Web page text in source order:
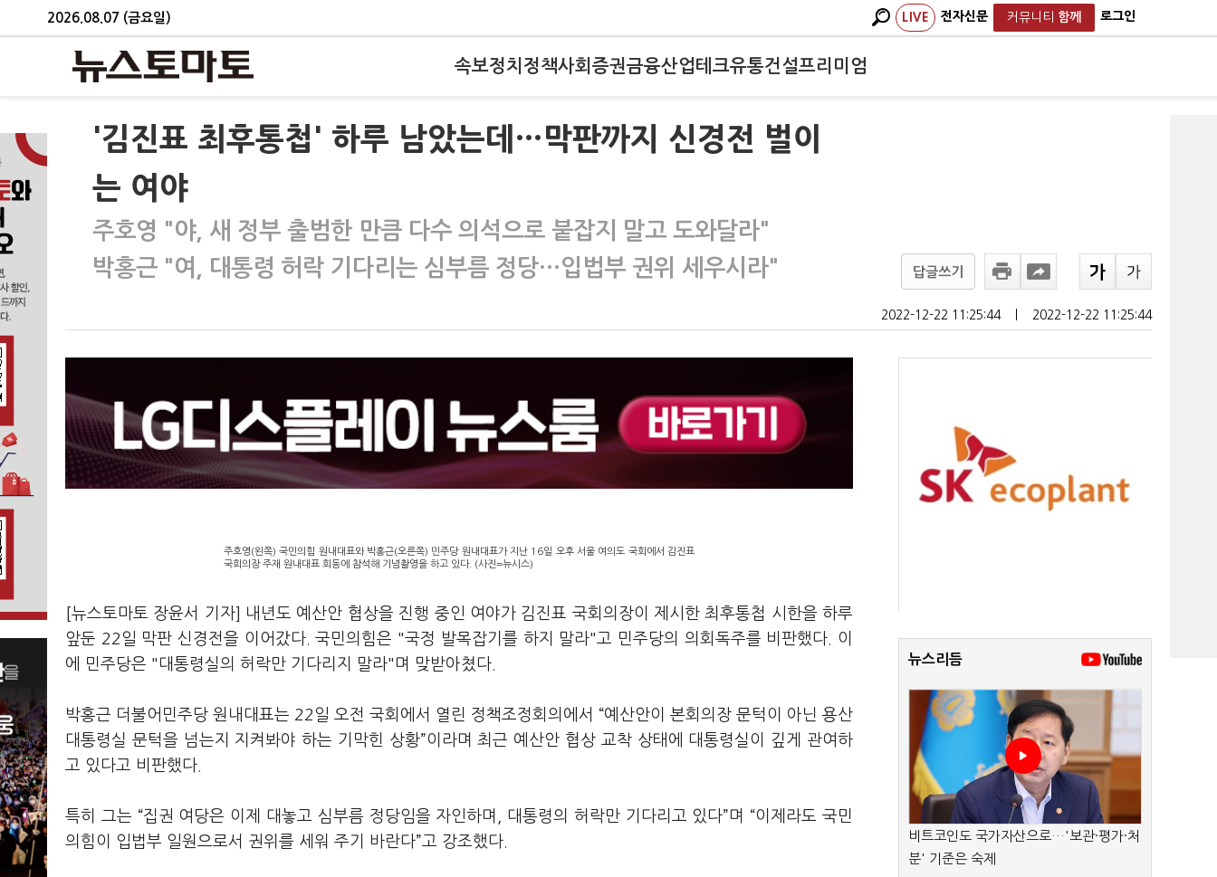
2026.08.07 (금요일) LIVE 전자신문 커뮤니티 함께 로그인
속보정치 정책사회 증권금융산업테크유통건설프리미엄
'김진표 최후통첩' 하루 남았는데…막판까지 신경전 벌이
는 여야
주호영 "야, 새 정부 출범한 만큼 다수 의석으로 붙잡지 말고 도와달라"
박홍근 "여, 대통령 허락 기다리는 심부름 정당…입법부 권위 세우시라"
답글쓰기
2022-12-22 11:25:44 2022-12-22 11:25:44
주호영(왼쪽) 국민의힘 원내대표와 박홍근(오른쪽) 민주당 원내대표가 지난 16일 오후 서울 여의도 국회에서 김진표
국회의장 주재 원내대표 회동에 참석해 기념촬영을 하고 있다. (사진=뉴시스)
[뉴스토마토 장윤서 기자] 내년도 예산안 협상을 진행 중인 여야가 김진표 국회의장이 제시한 최후통첩 시한을 하루
앞둔 22일 막판 신경전을 이어갔다. 국민의힘은 "국정 발목잡기를 하지 말라"고 민주당의 의회독주를 비판했다. 이
에 민주당은 "대통령실의 허락만 기다리지 말라"며 맞받아쳤다.
박홍근 더불어민주당 원내대표는 22일 오전 국회에서 열린 정책조정회의에서 “예산안이 본회의장 문턱이 아닌 용산
대통령실 문턱을 넘는지 지켜봐야 하는 기막힌 상황”이라며 최근 예산안 협상 교착 상태에 대통령실이 깊게 관여하
고 있다고 비판했다.
특히 그는 “집권 여당은 이제 대놓고 심부름 정당임을 자인하며, 대통령의 허락만 기다리고 있다”며 “이제라도 국민
의힘이 입법부 일원으로서 권위를 세워 주기 바란다”고 강조했다.
뉴스리듬
비트코인도 국가자산으로…'보관·평가·처
분' 기준은 숙제